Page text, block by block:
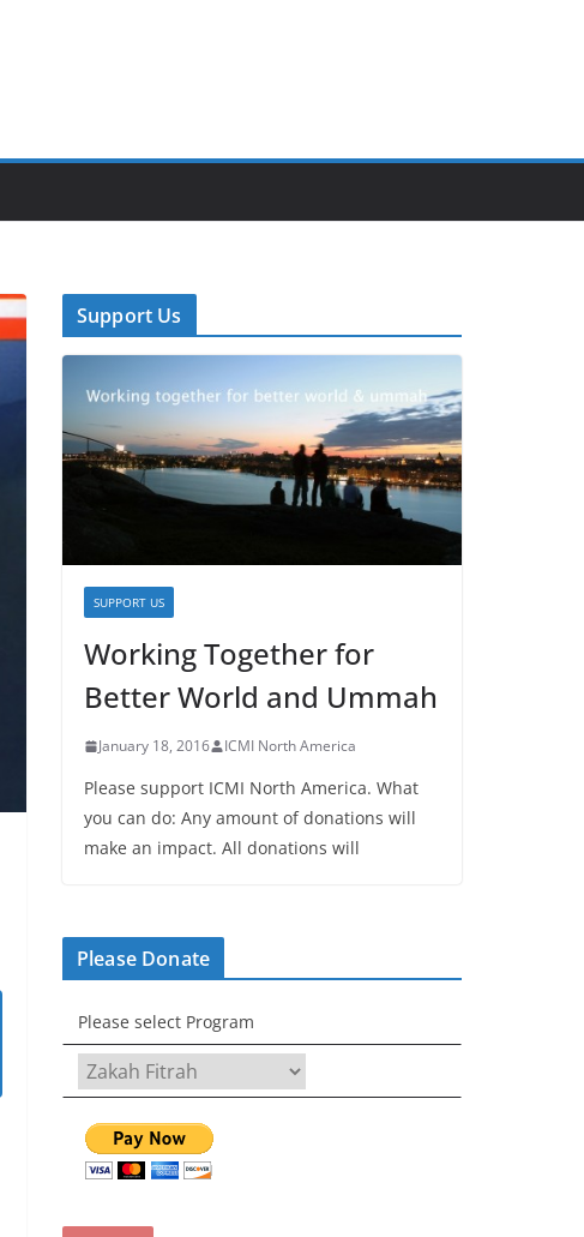
Support Us
SUPPORT US
Working Together for
Better World and Ummah
January 18, 2016 ICMI North America
Please support ICMI North America. What
you can do: Any amount of donations will
make an impact. All donations will
Please Donate
Please select Program